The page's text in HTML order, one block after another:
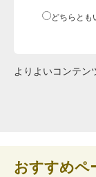
どちらとも
よりよいコンテン
おすすめペ